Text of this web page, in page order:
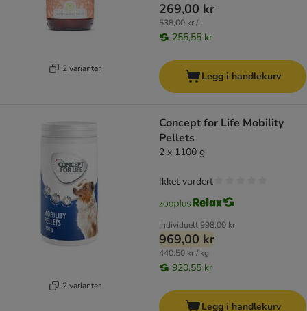
2 varianter
269,00 kr
538,00 kr / l
255,55 kr
Legg i handlekurv
2 varianter
Concept for Life Mobility
Pellets
2 x 1100 g
Individuelt998,00 kr
969,00 kr
440,50 kr / kg
920,55 kr
Ikket vurdert
Legg i handlekurv